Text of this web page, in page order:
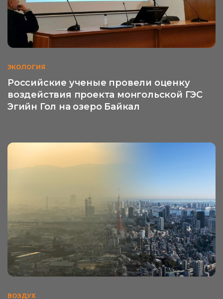
ЭКОЛОГИЯ
Российские ученые провели оценку
воздействия проекта монгольской ГЭС
Эгийн Гол на озеро Байкал
ВОЗДУХ